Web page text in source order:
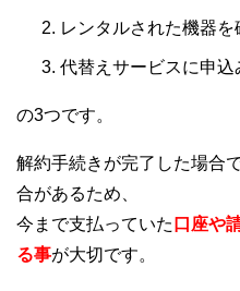
レンタルされた機器を
代替えサービスに申込
の3つです。
解約手続きが完了した場合
合があるため、
今まで支払っていた 口座や
る事が大切です。